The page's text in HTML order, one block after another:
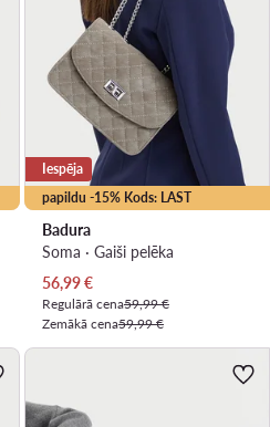
papildu -15% Kods: LAST
Iespēja
Badura
Soma · Gaiši pelēka
Pašreizējā cena
56,99€
Regulārā cena59,99 €
Zemākā cena59,99 €